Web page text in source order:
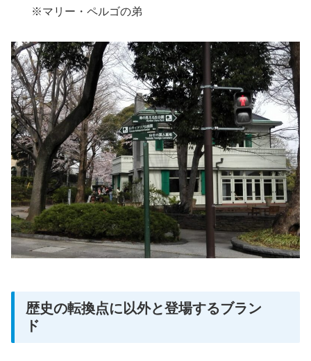
※マリー・ペルゴの弟
歴史の転換点に以外と登場するブラン
ド